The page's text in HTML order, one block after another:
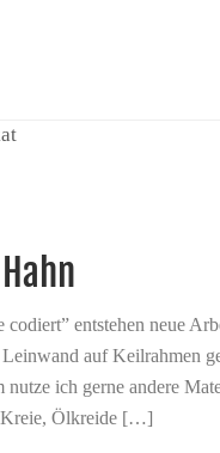
codiert” entstehen neue
auf Keilrahmen
ich gerne andere
Ölkreide […]